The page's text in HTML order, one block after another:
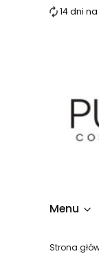
14 dni
Menu
Strona